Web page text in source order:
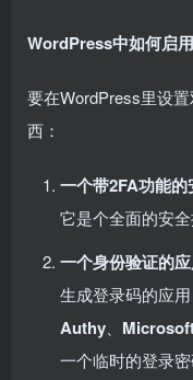
WordPress中如何启
要在WordPress里设
西：
一个带2FA功能
它是个全面的安
一个身份验证的
生成登录码的应
Authy
一个临时的登录